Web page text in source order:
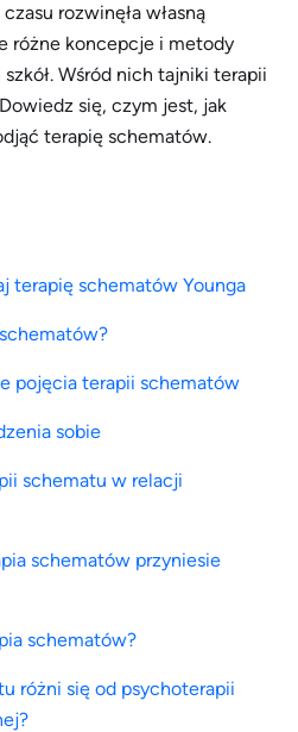
rozwinęła własną
różne koncepcje i metody
Wśród nich tajniki terapii
się, czym jest, jak
terapię schematów.
terapię schematów Younga
pojęcia terapii schematów
sobie
schematu w relacji
schematów przyniesie
schematów?
różni się od psychoterapii